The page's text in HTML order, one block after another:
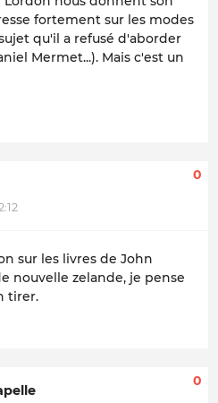
fortement sur les modes
qu'il a refusé d'aborder
Mermet...). Mais c'est un
0
sur les livres de John
nouvelle zelande, je pense
tirer.
0